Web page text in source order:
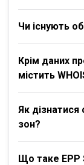
Чи існують
Крім даних
містить
Як дізнатися
зон?
Що таке EPP